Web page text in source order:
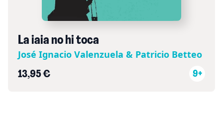
La iaia no hi toca
José Ignacio Valenzuela & Patricio Betteo
13,95 € 9+